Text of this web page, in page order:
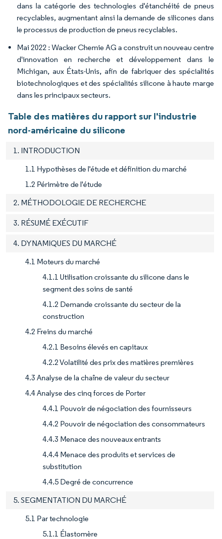
dans la catégorie des technologies d'étanchéité de pneus
recyclables, augmentant ainsi la demande de silicones dans
le processus de production de pneus recyclables.
Mai 2022 : Wacker Chemie AG a construit un nouveau centre
d'innovation en recherche et développement dans le
Michigan, aux États-Unis, afin de fabriquer des spécialités
biotechnologiques et des spécialités silicone à haute marge
dans les principaux secteurs.
Table des matières du rapport sur l'industrie
nord-américaine du silicone
1. INTRODUCTION
1.1 Hypothèses de l'étude et définition du marché
1.2 Périmètre de l'étude
2. MÉTHODOLOGIE DE RECHERCHE
3. RÉSUMÉ EXÉCUTIF
4. DYNAMIQUES DU MARCHÉ
4.1 Moteurs du marché
4.1.1 Utilisation croissante du silicone dans le
segment des soins de santé
4.1.2 Demande croissante du secteur de la
construction
4.2 Freins du marché
4.2.1 Besoins élevés en capitaux
4.2.2 Volatilité des prix des matières premières
4.3 Analyse de la chaîne de valeur du secteur
4.4 Analyse des cinq forces de Porter
4.4.1 Pouvoir de négociation des fournisseurs
4.4.2 Pouvoir de négociation des consommateurs
4.4.3 Menace des nouveaux entrants
4.4.4 Menace des produits et services de
substitution
4.4.5 Degré de concurrence
5. SEGMENTATION DU MARCHÉ
5.1 Par technologie
5.1.1 Élastomère